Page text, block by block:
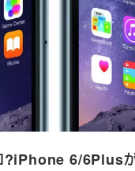
?iPhone 6/6Plus